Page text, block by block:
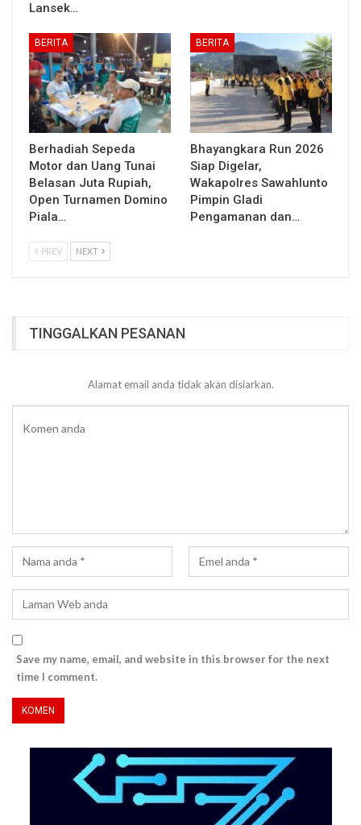
Lansek…
BERITA
Berhadiah Sepeda
Motor dan Uang Tunai
Belasan Juta Rupiah,
Open Turnamen Domino
Piala…
BERITA
Bhayangkara Run 2026
Siap Digelar,
Wakapolres Sawahlunto
Pimpin Gladi
Pengamanan dan…
PREV NEXT
TINGGALKAN PESANAN
Alamat email anda tidak akan disiarkan.
Save my name, email, and website in this browser for the next
time I comment.